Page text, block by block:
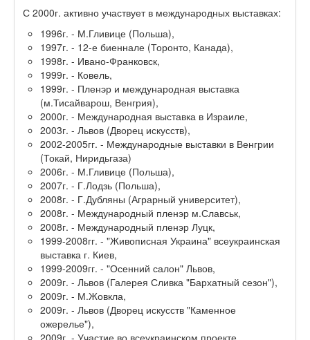
С 2000г. активно участвует в международных выставках:
1996г. - М.Гливице (Польша),
1997г. - 12-е биеннале (Торонто, Канада),
1998г. - Ивано-Франковск,
1999г. - Ковель,
1999г. - Пленэр и международная выставка
(м.Тисайварош, Венгрия),
2000г. - Международная выставка в Израиле,
2003г. - Львов (Дворец искусств),
2002-2005гг. - Международные выставки в Венгрии
(Токай, Ниридьгаза)
2006г. - М.Гливице (Польша),
2007г. - Г.Лодзь (Польша),
2008г. - Г.Дубляны (Аграрный университет),
2008г. - Международный пленэр м.Славськ,
2008г. - Международный пленэр Луцк,
1999-2008гг. - "Живописная Украина" всеукраинская
выставка г. Киев,
1999-2009гг. - "Осенний салон" Львов,
2009г. - Львов (Галерея Сливка "Бархатный сезон"),
2009г. - М.Жовкла,
2009г. - Львов (Дворец искусств "Каменное
ожерелье"),
2009г. - Участие во всеукраинском проекте